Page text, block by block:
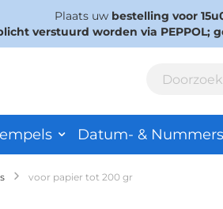
Plaats uw bestelling voor
verstuurd worden via
Datum- &
voor papier tot 200 gr